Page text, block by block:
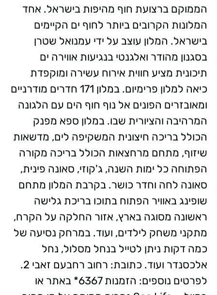
הממוקם ברצועת חוף מהיפות בישראל. אחד
המלונות הקרובים ביותר לחוף ים הקיימים
בישראל. המלון עוצב על ידי עמנואל שטרן
בסגנון מהודר ואלגנטי בנגיעות אווירה ים
תיכונית מציע חווית אירוח עשירה ומוקפדת
כיאה למלון פרימיום. במלון 171 חדרים מודרניים
ומאובזרים הפונים אל נוף חוף הים עם הלגונה
המרהיבה והציורית שבו. במלון ספא מפנק
הכולל בריכה חיצונית המשקיפה לים, מדשאות
שיזוף, מתחם מרחצאות הכולל בריכה מקורה
הפתוחה כל ימות השנה, ג'קוזי, סאונה פינית,
סאונה לחה וחדר כושר. בקרבת המלון מתחם
שופינג באוויר הפתוח בתוכו בריכת גלישה
ראשונה מסוגה בארץ, אזור החלקה על הקרח,
מתקני משחק לילדים, ועוד. במרחק נסיעה של
כמה דקות ניתן לטייל בנחל מסלול, נחל
אלכסנדר ועוד. כתובת: רחוב רחבעם זאבי 2.
לפרטים נוספים: הזמנות 6367* באתר או